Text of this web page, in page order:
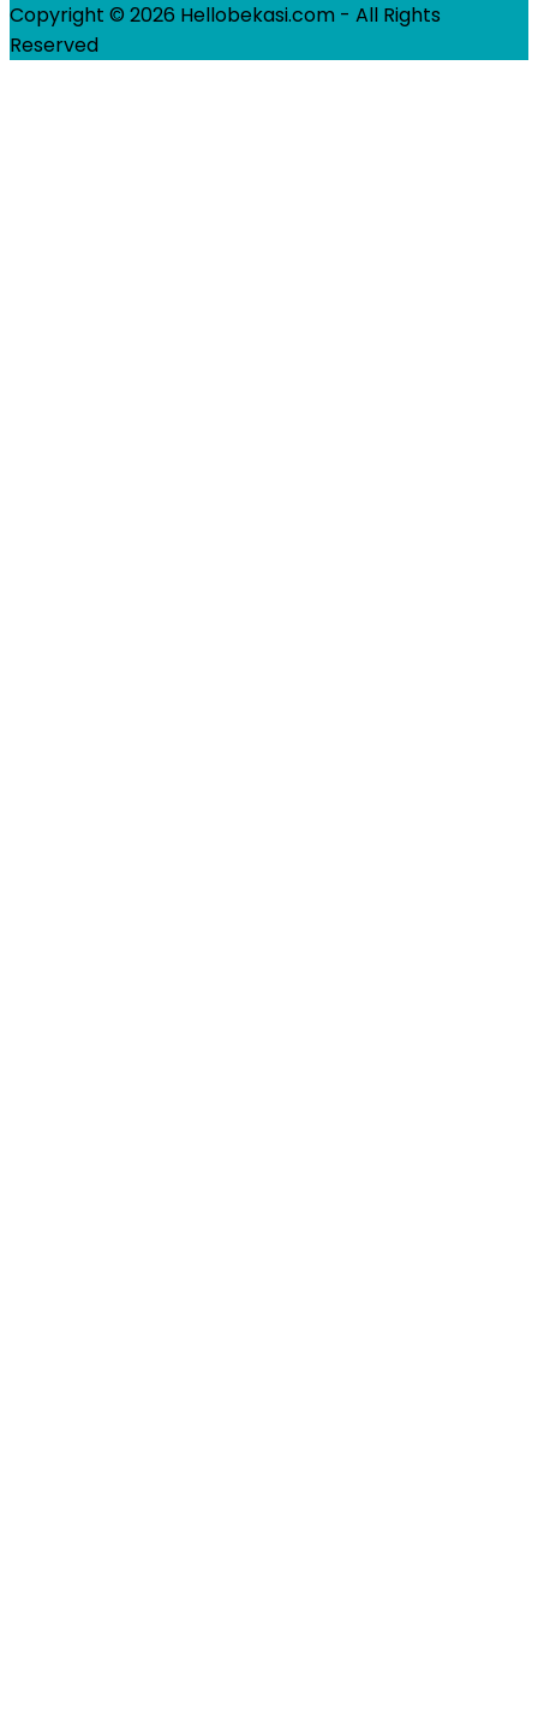
Copyright © 2026 Hellobekasi.com - All Rights
Reserved